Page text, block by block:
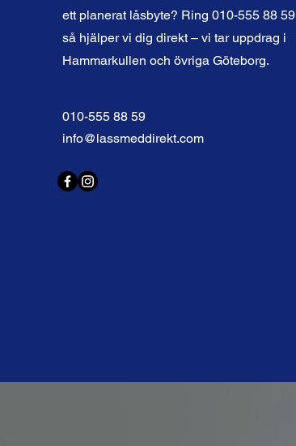
ett planerat låsbyte? Ring 010-555 88 59
så hjälper vi dig direkt – vi tar uppdrag i
Hammarkullen och övriga Göteborg.
010-555 88 59
info@lassmeddirekt.com